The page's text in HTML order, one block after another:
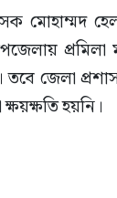
মোহাম্মদ
তবে জেলা
হয়নি।